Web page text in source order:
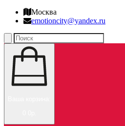
Москва
emotioncity@yandex.ru